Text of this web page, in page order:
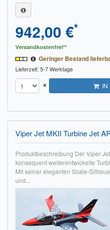
942,00 €*
Versandkostenfrei**
Geringer Bestand
Lieferzeit: 5-7 Werktage
× IN
Viper Jet MKII Turbine Jet
Produktbeschreibung Der Viper
konsequent weiterentwickelte
Mit seiner eleganten Scale-
und...